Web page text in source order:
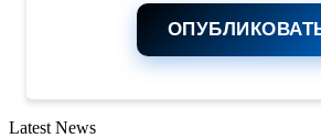
Latest News